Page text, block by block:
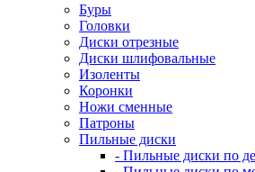
Буры
Головки
Диски отрезные
Диски шлифовальные
Изоленты
Коронки
Ножи сменные
Патроны
Пильные диски
- Пильные диски по